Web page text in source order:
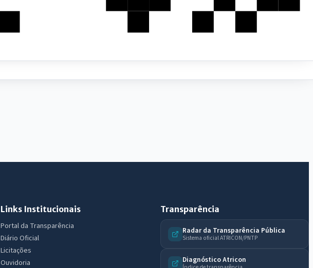
Links Institucionais
Portal da Transparência
Diário Oficial
Licitações
Ouvidoria
Transparência
Radar da Transparência Pública
Sistema oficial ATRICON/PNTP
Diagnóstico Atricon
IntGest AI